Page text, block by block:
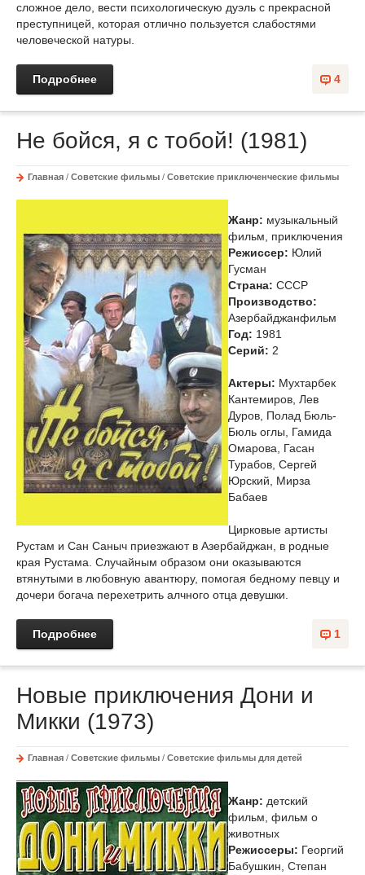
сложное дело, вести психологическую дуэль с прекрасной
преступницей, которая отлично пользуется слабостями
человеческой натуры.
4
Подробнее
Не бойся, я с тобой! (1981)
Главная / Советские фильмы / Советские приключенческие фильмы
Жанр: музыкальный
фильм, приключения
Режиссер: Юлий
Гусман
Страна: СССР
Производство:
Азербайджанфильм
Год: 1981
Cерий: 2
Актеры: Мухтарбек
Кантемиров, Лев
Дуров, Полад Бюль-
Бюль оглы, Гамида
Омарова, Гасан
Турабов, Сергей
Юрский, Мирза
Бабаев
Цирковые артисты
Рустам и Сан Саныч приезжают в Азербайджан, в родные
края Рустама. Случайным образом они оказываются
втянутыми в любовную авантюру, помогая бедному певцу и
дочери богача перехетрить алчного отца девушки.
1
Подробнее
Новые приключения Дони и
Микки (1973)
Главная / Советские фильмы / Советские фильмы для детей
Жанр: детский
фильм, фильм о
животных
Режиссеры: Георгий
Бабушкин, Степан